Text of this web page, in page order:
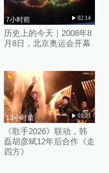
7小时前 02:14
历史上的今天｜2008年8
月8日，北京奥运会开幕
13小时前 01:23
《歌手2026》联动，韩
磊胡彦斌12年后合作《走
四方》